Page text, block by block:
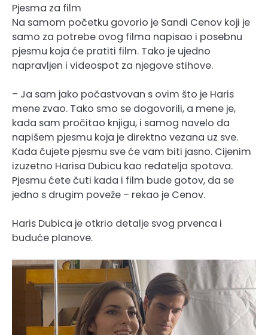
Pjesma za film
Na samom početku govorio je Sandi Cenov koji je
samo za potrebe ovog filma napisao i posebnu
pjesmu koja će pratiti film. Tako je ujedno
napravljen i videospot za njegove stihove.
– Ja sam jako počastvovan s ovim što je Haris
mene zvao. Tako smo se dogovorili, a mene je,
kada sam pročitao knjigu, i samog navelo da
napišem pjesmu koja je direktno vezana uz sve.
Kada čujete pjesmu sve će vam biti jasno. Cijenim
izuzetno Harisa Dubicu kao redatelja spotova.
Pjesmu ćete čuti kada i film bude gotov, da se
jedno s drugim poveže – rekao je Cenov.
Haris Dubica je otkrio detalje svog prvenca i
buduće planove.